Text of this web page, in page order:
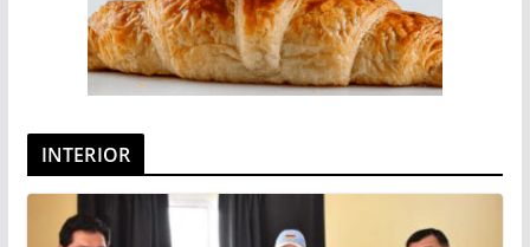
INTERIOR